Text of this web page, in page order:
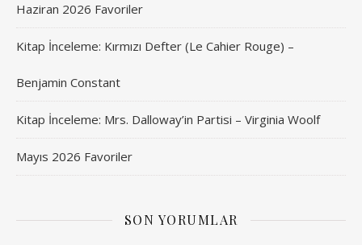
Haziran 2026 Favoriler
Kitap İnceleme: Kırmızı Defter (Le Cahier Rouge) –
Benjamin Constant
Kitap İnceleme: Mrs. Dalloway’in Partisi – Virginia Woolf
Mayıs 2026 Favoriler
SON YORUMLAR